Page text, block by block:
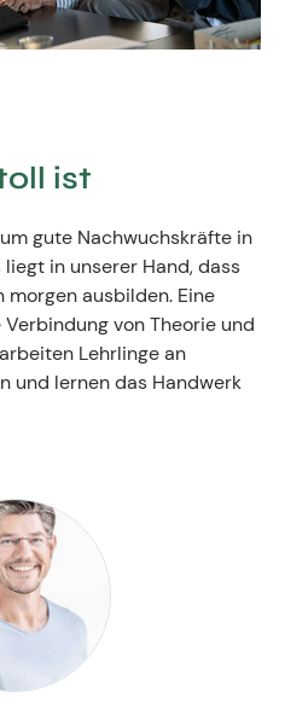
der wkv
ist
gute Nachwuchskräfte in
in unserer Hand, dass
ausbilden. Eine
von Theorie und
Lehrlinge an
und lernen das Handwerk